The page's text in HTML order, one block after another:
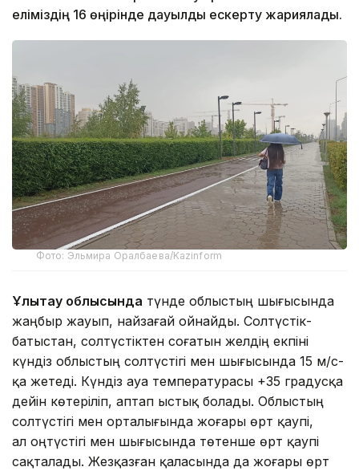
еліміздің 16 өңірінде дауылды ескерту жариялады.
Фото: Эльмира Оралбаева/Kazinform
Ұлытау облысында түнде облыстың шығысында
жаңбыр жауып, найзағай ойнайды. Солтүстік-
батыстан, солтүстіктен соғатын желдің екпіні
күндіз облыстың солтүстігі мен шығысында 15 м/с-
қа жетеді. Күндіз ауа температурасы +35 градусқа
дейін көтеріліп, аптап ыстық болады. Облыстың
солтүстігі мен орталығында жоғары өрт қаупі,
ал оңтүстігі мен шығысында төтенше өрт қаупі
сақталады. Жезқазған қаласында да жоғары өрт